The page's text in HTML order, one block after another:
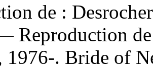
de :
Reproduction
1976-. Bride of